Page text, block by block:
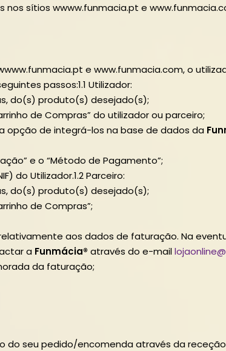
sítios wwww.funmacia.pt e
e www.funmacia.com, o
passos:1.1 Utilizador:
do(s) produto(s) desejado(s);
de Compras” do utilizador ou parceiro;
opção de integrá-los na base de dados da
e o “Método de Pagamento”;
do Utilizador.1.2 Parceiro:
do(s) produto(s) desejado(s);
de Compras”;
aos dados de faturação. Na
a Funmácia® através do e-mail
da faturação;
do seu pedido/encomenda através da